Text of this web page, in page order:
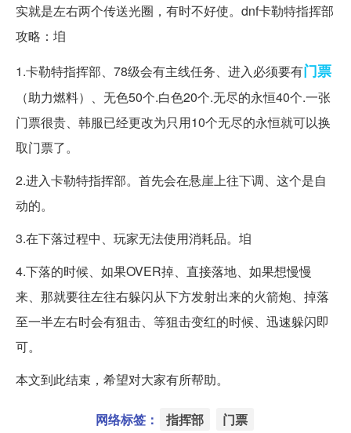
实就是左右两个传送光圈，有时不好使。dnf卡勒特指挥部
攻略：垍
1.卡勒特指挥部、78级会有主线任务、进入必须要有门票
（助力燃料）、无色50个.白色20个.无尽的永恒40个.一张
门票很贵、韩服已经更改为只用10个无尽的永恒就可以换
取门票了。
2.进入卡勒特指挥部。首先会在悬崖上往下调、这个是自
动的。
3.在下落过程中、玩家无法使用消耗品。垍
4.下落的时候、如果OVER掉、直接落地、如果想慢慢
来、那就要往左往右躲闪从下方发射出来的火箭炮、掉落
至一半左右时会有狙击、等狙击变红的时候、迅速躲闪即
可。
本文到此结束，希望对大家有所帮助。
网络标签： 指挥部 门票